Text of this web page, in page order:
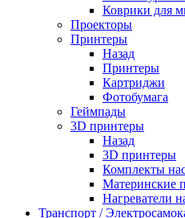
Коврики для
Проекторы
Принтеры
Назад
Принтеры
Картриджи
Фотобумага
Геймпады
3D принтеры
Назад
3D принтеры
Комплекты
Материнские
Нагреватели
Транспорт /